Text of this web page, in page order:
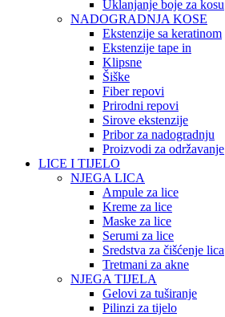
Uklanjanje boje za kosu
NADOGRADNJA KOSE
Ekstenzije sa keratinom
Ekstenzije tape in
Klipsne
Šiške
Fiber repovi
Prirodni repovi
Sirove ekstenzije
Pribor za nadogradnju
Proizvodi za održavanje
LICE I TIJELO
NJEGA LICA
Ampule za lice
Kreme za lice
Maske za lice
Serumi za lice
Sredstva za čišćenje lica
Tretmani za akne
NJEGA TIJELA
Gelovi za tuširanje
Pilinzi za tijelo